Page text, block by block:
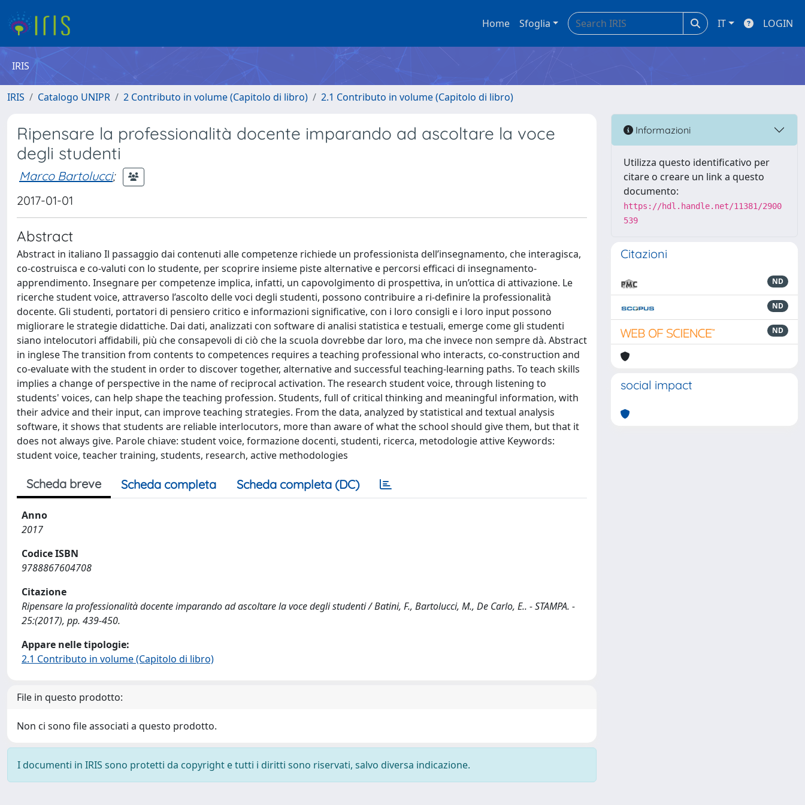
Home Sfoglia IT LOGIN
IRIS
IRIS Catalogo UNIPR 2 Contributo in volume (Capitolo di libro) 2.1 Contributo in volume (Capitolo di libro)
Ripensare la professionalità docente imparando ad ascoltare la voce
degli studenti
Marco Bartolucci;
2017-01-01
Abstract
Abstract in italiano Il passaggio dai contenuti alle competenze richiede un professionista dell’insegnamento, che interagisca,
co-costruisca e co-valuti con lo studente, per scoprire insieme piste alternative e percorsi efficaci di insegnamento-
apprendimento. Insegnare per competenze implica, infatti, un capovolgimento di prospettiva, in un’ottica di attivazione. Le
ricerche student voice, attraverso l’ascolto delle voci degli studenti, possono contribuire a ri-definire la professionalità
docente. Gli studenti, portatori di pensiero critico e informazioni significative, con i loro consigli e i loro input possono
migliorare le strategie didattiche. Dai dati, analizzati con software di analisi statistica e testuali, emerge come gli studenti
siano intelocutori affidabili, più che consapevoli di ciò che la scuola dovrebbe dar loro, ma che invece non sempre dà. Abstract
in inglese The transition from contents to competences requires a teaching professional who interacts, co-construction and
co-evaluate with the student in order to discover together, alternative and successful teaching-learning paths. To teach skills
implies a change of perspective in the name of reciprocal activation. The research student voice, through listening to
students' voices, can help shape the teaching profession. Students, full of critical thinking and meaningful information, with
their advice and their input, can improve teaching strategies. From the data, analyzed by statistical and textual analysis
software, it shows that students are reliable interlocutors, more than aware of what the school should give them, but that it
does not always give. Parole chiave: student voice, formazione docenti, studenti, ricerca, metodologie attive Keywords:
student voice, teacher training, students, research, active methodologies
Scheda breve Scheda completa Scheda completa (DC)
Anno
2017
Codice ISBN
9788867604708
Citazione
Ripensare la professionalità docente imparando ad ascoltare la voce degli studenti / Batini, F., Bartolucci, M., De Carlo, E.. - STAMPA. -
25:(2017), pp. 439-450.
Appare nelle tipologie:
2.1 Contributo in volume (Capitolo di libro)
File in questo prodotto:
Non ci sono file associati a questo prodotto.
I documenti in IRIS sono protetti da copyright e tutti i diritti sono riservati, salvo diversa indicazione.
Informazioni
Utilizza questo identificativo per
citare o creare un link a questo
documento:
https://hdl.handle.net/11381/2900
539
Citazioni
ND
ND
ND
social impact